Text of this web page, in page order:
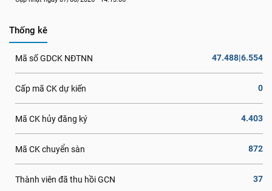
Thống kê
Mã số GDCK NĐTNN 47.488|6.554
Cấp mã CK dự kiến 0
Mã CK hủy đăng ký 4.403
Mã CK chuyển sàn 872
Thành viên đã thu hồi GCN 37